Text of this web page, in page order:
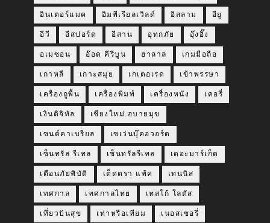
อินเตอร์แมค อิมพีเรียลเวิลด์ อิสลาม อียู
อีวี อีสปอร์ต อีสาน อุทกภัย อุ๊งอิ๊ง
อเมซอน อ๊อด คีรีบูน ฮาลาล เกมมือถือ
เกาหลี เกาะสมุย เกเตอเรด เข้าพรรษา
เครื่องถูพื้น เครื่องพิมพ์ เครื่องหนัง เคอรี่
เงินดิจิทัล เชียงใหม่.อบายมุข
เซนต์คาเบรียล เซเว่นบุ๊คอวอร์ด
เซ็นทรัล รีเทล เซ็นทรัลรีเทล เดอะมาร์เก็ต
เตือนภัยพิบัติ เต็ดตรา แพ้ค เทนนิส
เทศกาล เทศกาลไทย เทสโก้ โลตัส
เที่ยวปันสุข เท่าหรือเทียม เนอสเซอรี่